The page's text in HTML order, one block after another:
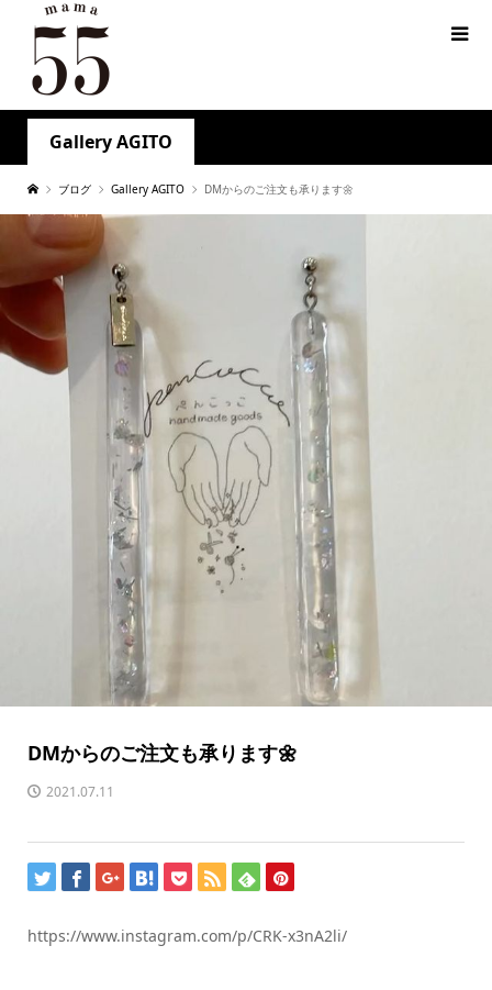
Gallery AGITO
ブログ Gallery AGITO DMからのご注文も承ります🌼
DMからのご注文も承ります🌼
2021.07.11
https://www.instagram.com/p/CRK-x3nA2li/